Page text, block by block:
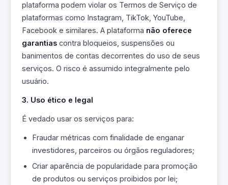
plataforma podem violar os Termos de Serviço de
plataformas como Instagram, TikTok, YouTube,
Facebook e similares. A plataforma não oferece
garantias contra bloqueios, suspensões ou
banimentos de contas decorrentes do uso de seus
serviços. O risco é assumido integralmente pelo
usuário.
3. Uso ético e legal
É vedado usar os serviços para:
Fraudar métricas com finalidade de enganar
investidores, parceiros ou órgãos reguladores;
Criar aparência de popularidade para promoção
de produtos ou serviços proibidos por lei;